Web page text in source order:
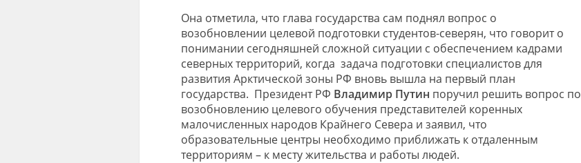
Она отметила, что глава государства сам поднял вопрос о
возобновлении целевой подготовки студентов-северян, что говорит о
понимании сегодняшней сложной ситуации с обеспечением кадрами
северных территорий, когда задача подготовки специалистов для
развития Арктической зоны РФ вновь вышла на первый план
государства. Президент РФ Владимир Путин поручил решить вопрос по
возобновлению целевого обучения представителей коренных
малочисленных народов Крайнего Севера и заявил, что
образовательные центры необходимо приближать к отдаленным
территориям – к месту жительства и работы людей.